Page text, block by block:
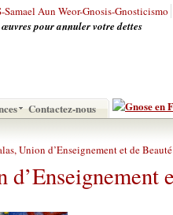
pour annuler votre dettes
Contactez-nous
Union d’Enseignement et de Beauté